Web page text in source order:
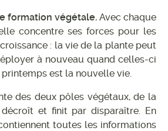
formation végétale. Avec chaque
concentre ses forces pour les
: la vie de la plante peut
à nouveau quand celles-ci
est la nouvelle vie.
des deux pôles végétaux, de la
et finit par disparaître. En
toutes les informations